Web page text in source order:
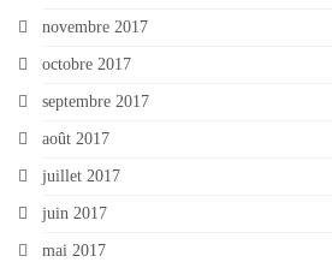
novembre 2017
octobre 2017
septembre 2017
août 2017
juillet 2017
juin 2017
mai 2017